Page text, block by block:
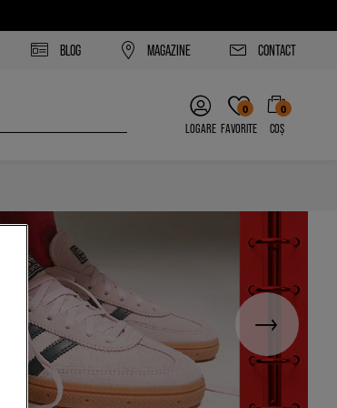
BLOG MAGAZINE CONTACT
LOGARE
0
FAVORITE
0
COȘ